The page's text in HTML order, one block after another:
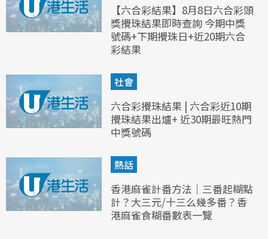
【六合彩結果】8月8日六合彩頭
獎攪珠結果即時查詢 今期中獎
號碼+下期攪珠日+近20期六合
彩結果
社會
六合彩攪珠結果 | 六合彩近10期
攪珠結果出爐+ 近30期最旺熱門
中獎號碼
熱話
香港麻雀計番方法｜三番起糊點
計？大三元/十三么幾多番？香
港麻雀食糊番數表一覽